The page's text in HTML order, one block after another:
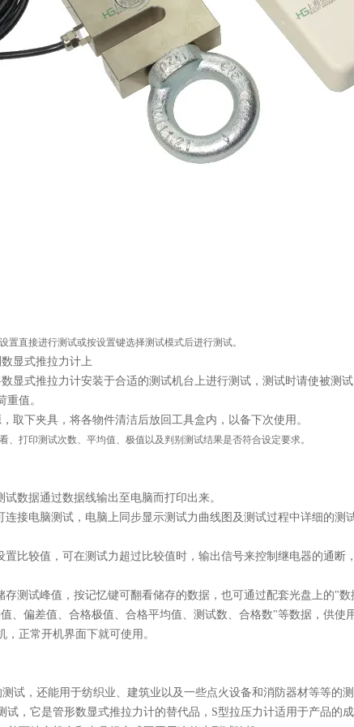
置直接进行测试或按设置键选择测试模式后进行测试。
显式推拉力计上
显式推拉力计安装于合适的测试机台上进行测试，测试时请使被测试
重值。
取下夹具，将各物件清洁后放回工具盒内，以备下次使用。
、打印测试次数、平均值、极值以及判别测试结果是否符合设定要求。
试数据通过数据线输出至电脑而打印出来。
接电脑测试，电脑上同步显示测试力曲线图及测试过程中详细的测
比较值，可在测试力超过比较值时，输出信号来控制继电器的通断
测试峰值，按记忆键可翻看储存的数据，也可通过配套光盘上的"数
、偏差值、合格极值、合格平均值、测试数、合格数"等数据，供使
，正常开机界面下就可使用。
试，还能用于纺织业、建筑业以及一些点火设备和消防器材等等的测
，它是管形数显式推拉力计的替代品，S型拉压力计适用于产品的成